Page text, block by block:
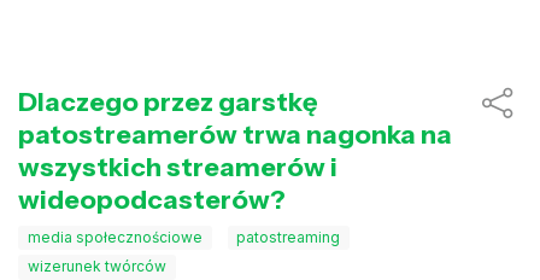
Dlaczego przez garstkę
patostreamerów trwa nagonka na
wszystkich streamerów i
wideopodcasterów?
media społecznościowe
patostreaming
wizerunek twórców